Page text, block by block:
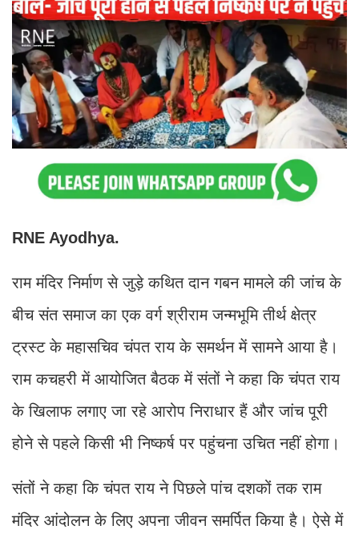
RNE Ayodhya.
राम मंदिर निर्माण से जुड़े कथित दान गबन मामले की जांच के
बीच संत समाज का एक वर्ग श्रीराम जन्मभूमि तीर्थ क्षेत्र
ट्रस्ट के महासचिव चंपत राय के समर्थन में सामने आया है।
राम कचहरी में आयोजित बैठक में संतों ने कहा कि चंपत राय
के खिलाफ लगाए जा रहे आरोप निराधार हैं और जांच पूरी
होने से पहले किसी भी निष्कर्ष पर पहुंचना उचित नहीं होगा।
संतों ने कहा कि चंपत राय ने पिछले पांच दशकों तक राम
मंदिर आंदोलन के लिए अपना जीवन समर्पित किया है। ऐसे में